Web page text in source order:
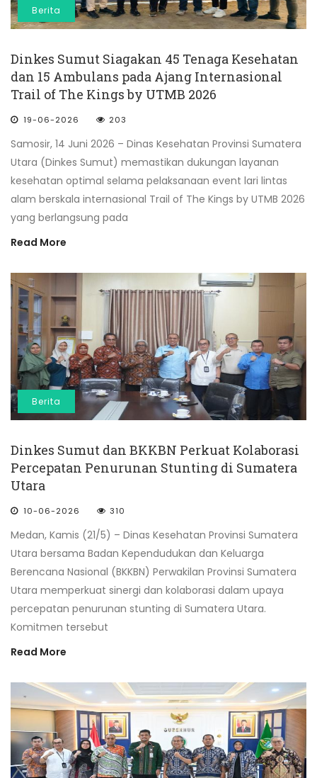
Berita
Dinkes Sumut Siagakan 45 Tenaga Kesehatan
dan 15 Ambulans pada Ajang Internasional
Trail of The Kings by UTMB 2026
19-06-2026 203
Samosir, 14 Juni 2026 – Dinas Kesehatan Provinsi Sumatera
Utara (Dinkes Sumut) memastikan dukungan layanan
kesehatan optimal selama pelaksanaan event lari lintas
alam berskala internasional Trail of The Kings by UTMB 2026
yang berlangsung pada
Read More
Berita
Dinkes Sumut dan BKKBN Perkuat Kolaborasi
Percepatan Penurunan Stunting di Sumatera
Utara
10-06-2026 310
Medan, Kamis (21/5) – Dinas Kesehatan Provinsi Sumatera
Utara bersama Badan Kependudukan dan Keluarga
Berencana Nasional (BKKBN) Perwakilan Provinsi Sumatera
Utara memperkuat sinergi dan kolaborasi dalam upaya
percepatan penurunan stunting di Sumatera Utara.
Komitmen tersebut
Read More